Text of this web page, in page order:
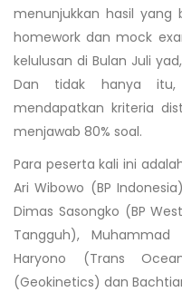
menunjukkan hasil yang
homework dan mock
kelulusan di Bulan Juli
Dan tidak hanya
mendapatkan kriteria
menjawab 80% soal.
Para peserta kali ini
Ari Wibowo (BP
Dimas Sasongko (BP
Tangguh),
Haryono (Trans
(Geokinetics) dan